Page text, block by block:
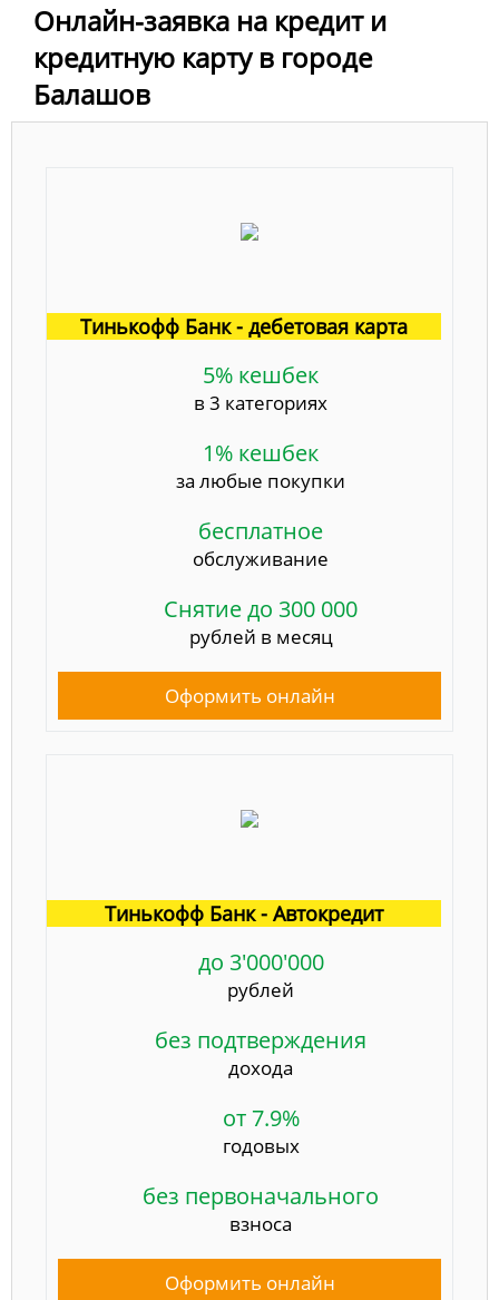
Онлайн-заявка на кредит и
кредитную карту в городе
Балашов
Тинькофф Банк - дебетовая карта
5% кешбек
в 3 категориях
1% кешбек
за любые покупки
бесплатное
обслуживание
Снятие до 300 000
рублей в месяц
Оформить онлайн
Тинькофф Банк - Автокредит
до 3'000'000
рублей
без подтверждения
дохода
от 7.9%
годовых
без первоначального
взноса
Оформить онлайн